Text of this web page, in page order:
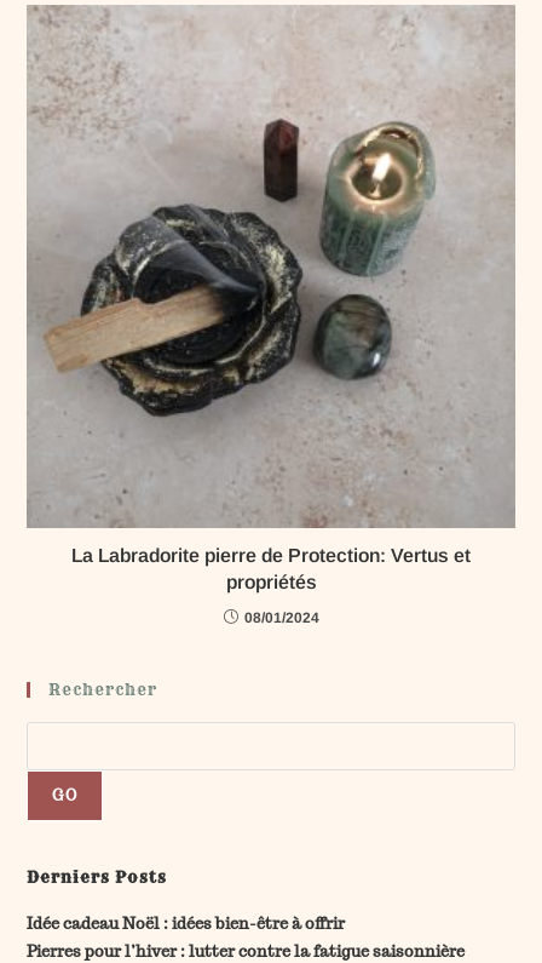
La Labradorite pierre de Protection: Vertus et
propriétés
08/01/2024
Rechercher
GO
Derniers Posts
Idée cadeau Noël : idées bien-être à offrir
Pierres pour l’hiver : lutter contre la fatigue saisonnière